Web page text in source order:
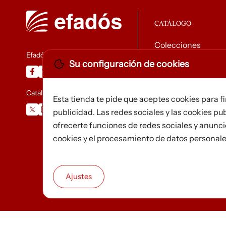
Efadós
Catalunya Desapareguda
CATÁLOGO
Colecciones
Descargar
Su configuración de cookies
Esta tienda te pide que aceptes cookies para
publicidad. Las redes sociales y las cookies
ofrecerte funciones de redes sociales y
cookies y el procesamiento de datos